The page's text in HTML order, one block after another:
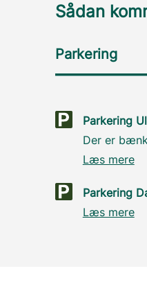
Sådan
Parkering
Parkering
Der er
Læs mere
Parkering
Læs mere